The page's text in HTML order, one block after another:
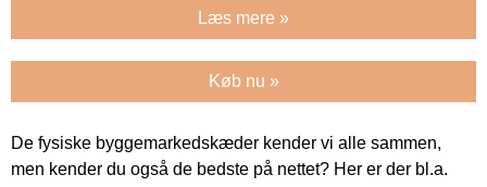
Læs mere »
Køb nu »
De fysiske byggemarkedskæder kender vi alle sammen,
men kender du også de bedste på nettet? Her er der bl.a.